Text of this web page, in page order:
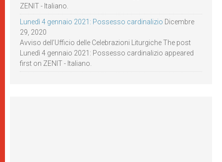
ZENIT - Italiano.
Lunedì 4 gennaio 2021: Possesso cardinalizio Dicembre
29, 2020
Avviso dell’Ufficio delle Celebrazioni Liturgiche The post
Lunedì 4 gennaio 2021: Possesso cardinalizio appeared
first on ZENIT - Italiano.